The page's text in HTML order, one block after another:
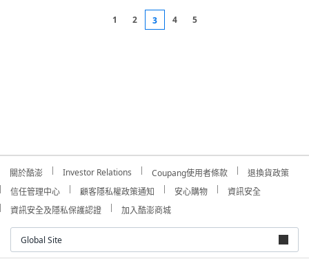
1 2 3 4 5
關於酷澎 Investor Relations Coupang使用者條款
退換貨政策
信任管理中心
顧客隱私權政策通知 安心購物
資訊安全
資訊安全及隱私保護認證
加入酷澎商城
Global Site